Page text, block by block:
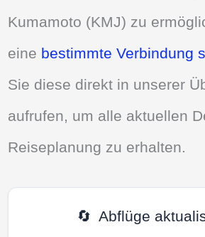
Kumamoto (KMJ) zu
eine bestimmte Verbindung
Sie diese direkt in unserer
aufrufen, um alle aktuellen
Reiseplanung zu erhalten.
🔄 Abflüge